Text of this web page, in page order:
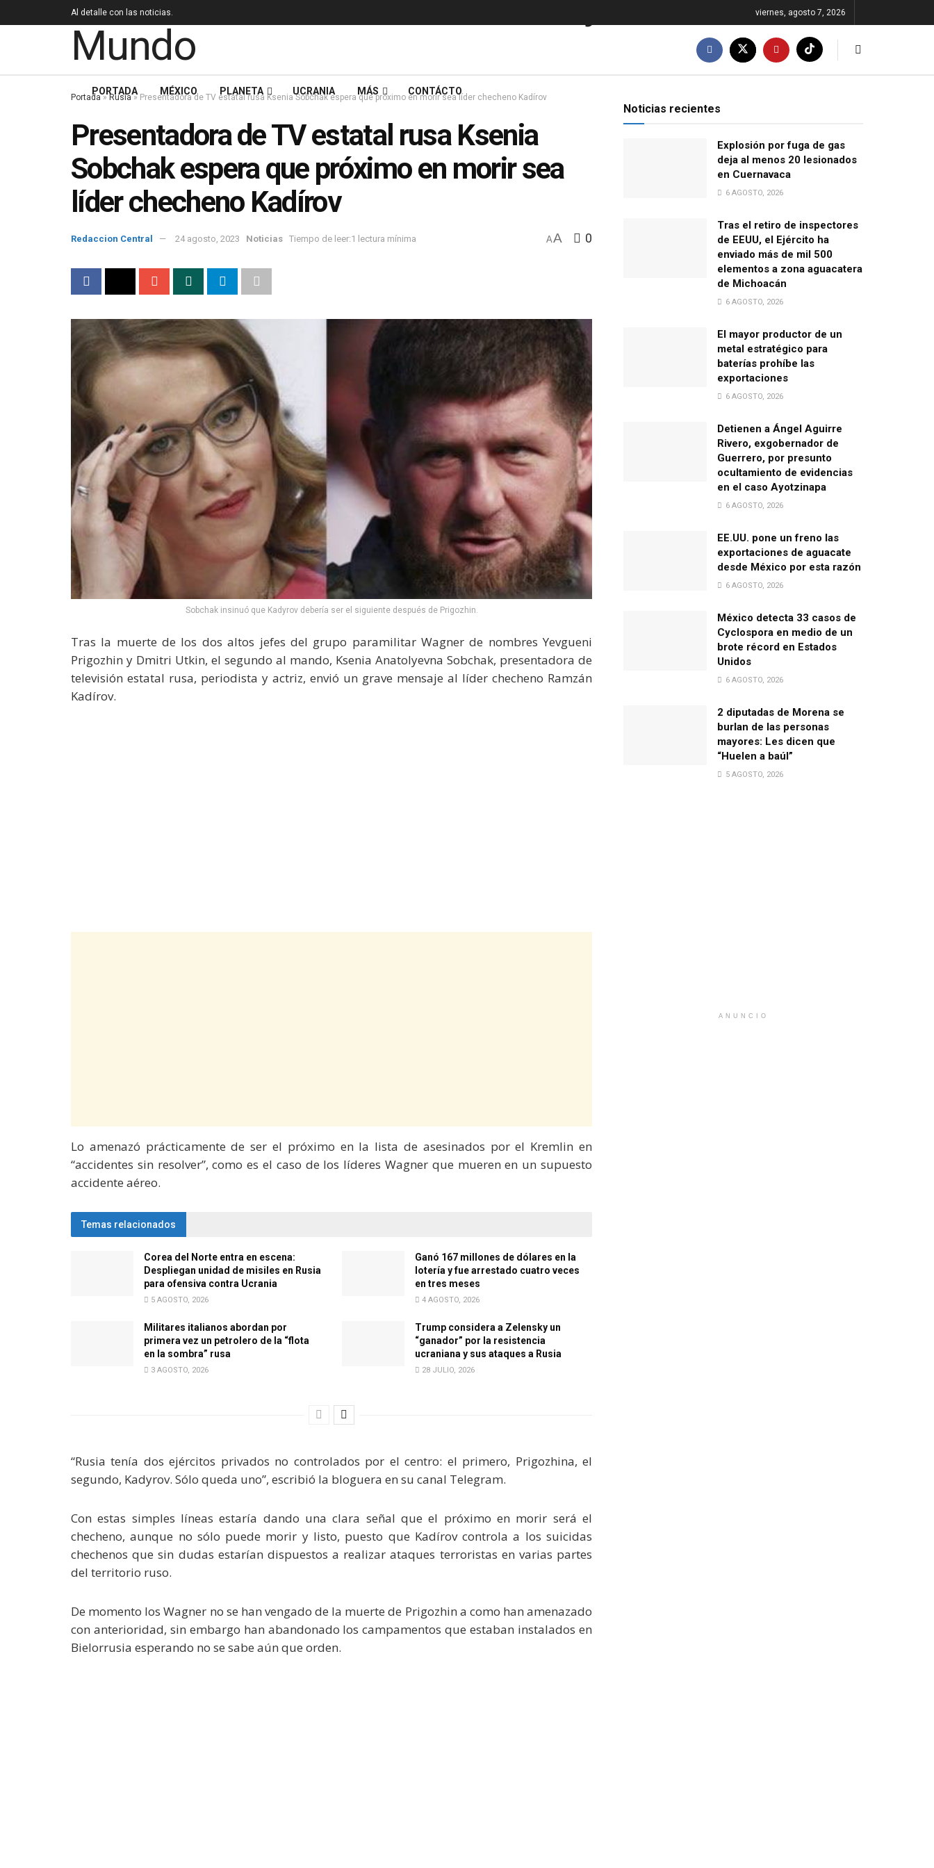
Al detalle con las noticias. viernes, agosto 7, 2026
PORTADA MÉXICO PLANETA UCRANIA MÁS CONTÁCTO
Portada» Rusia» Presentadora de TV estatal rusa Ksenia Sobchak espera que próximo en morir sea líder checheno Kadírov
Presentadora de TV estatal rusa Ksenia
Sobchak espera que próximo en morir sea
líder checheno Kadírov
Redaccion Central 24 agosto, 2023 Noticias Tiempo de leer:1 lectura mínima AA 0
Sobchak insinuó que Kadyrov debería ser el siguiente después de Prigozhin.
Tras la muerte de los dos altos jefes del grupo paramilitar Wagner de nombres Yevgueni
Prigozhin y Dmitri Utkin, el segundo al mando, Ksenia Anatolyevna Sobchak, presentadora de
televisión estatal rusa, periodista y actriz, envió un grave mensaje al líder checheno Ramzán
Kadírov.
Lo amenazó prácticamente de ser el próximo en la lista de asesinados por el Kremlin en
“accidentes sin resolver”, como es el caso de los líderes Wagner que mueren en un supuesto
accidente aéreo.
Temas relacionados
Corea del Norte entra en escena:
Despliegan unidad de misiles en Rusia
para ofensiva contra Ucrania
5 AGOSTO, 2026
Ganó 167 millones de dólares en la
lotería y fue arrestado cuatro veces
en tres meses
4 AGOSTO, 2026
Militares italianos abordan por
primera vez un petrolero de la “flota
en la sombra” rusa
3 AGOSTO, 2026
Trump considera a Zelensky un
“ganador” por la resistencia
ucraniana y sus ataques a Rusia
28 JULIO, 2026
“Rusia tenía dos ejércitos privados no controlados por el centro: el primero, Prigozhina, el
segundo, Kadyrov. Sólo queda uno”, escribió la bloguera en su canal Telegram.
Con estas simples líneas estaría dando una clara señal que el próximo en morir será el
checheno, aunque no sólo puede morir y listo, puesto que Kadírov controla a los suicidas
chechenos que sin dudas estarían dispuestos a realizar ataques terroristas en varias partes
del territorio ruso.
De momento los Wagner no se han vengado de la muerte de Prigozhin a como han amenazado
con anterioridad, sin embargo han abandonado los campamentos que estaban instalados en
Bielorrusia esperando no se sabe aún que orden.
Noticias recientes
Explosión por fuga de gas
deja al menos 20 lesionados
en Cuernavaca
6 AGOSTO, 2026
Tras el retiro de inspectores
de EEUU, el Ejército ha
enviado más de mil 500
elementos a zona aguacatera
de Michoacán
6 AGOSTO, 2026
El mayor productor de un
metal estratégico para
baterías prohíbe las
exportaciones
6 AGOSTO, 2026
Detienen a Ángel Aguirre
Rivero, exgobernador de
Guerrero, por presunto
ocultamiento de evidencias
en el caso Ayotzinapa
6 AGOSTO, 2026
EE.UU. pone un freno las
exportaciones de aguacate
desde México por esta razón
6 AGOSTO, 2026
México detecta 33 casos de
Cyclospora en medio de un
brote récord en Estados
Unidos
6 AGOSTO, 2026
2 diputadas de Morena se
burlan de las personas
mayores: Les dicen que
“Huelen a baúl”
5 AGOSTO, 2026
ANUNCIO